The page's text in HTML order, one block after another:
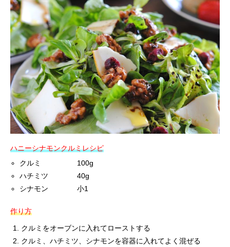
ハニーシナモンクルミレシピ
クルミ 100g
ハチミツ 40g
シナモン 小1
作り方
クルミをオーブンに入れてローストする
クルミ、ハチミツ、シナモンを容器に入れてよく混ぜる